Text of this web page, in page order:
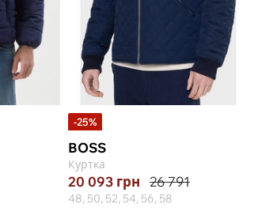
-25%
BOSS
Куртка
20 093 грн 26 791
48, 50, 52, 54, 56, 58